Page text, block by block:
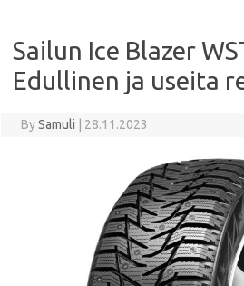
Sailun Ice Blazer
Edullinen ja useita
BySamuli 28.11.2023